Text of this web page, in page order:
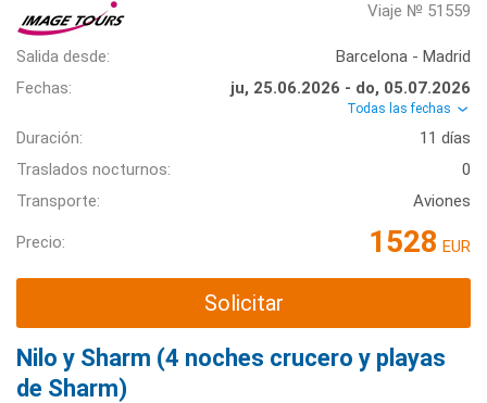
Viaje № 51559
Salida desde:
Barcelona - Madrid
Fechas:
ju, 25.06.2026 - do, 05.07.2026
Todas las fechas
Duración:
11 días
Traslados nocturnos:
0
Transporte:
Aviones
Precio: 1528 EUR
Solicitar
Nilo y Sharm (4 noches crucero y playas
de Sharm)